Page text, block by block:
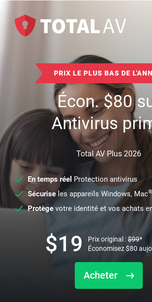
PRIX LE PLUS BAS DE
Écon.$80
Antivirus
Total AV Plus 2026
En temps réel Protection antivirus
Sécuriseles appareils Windows, Mac®
Protège votre identité et vos achats
Acheter
$19 Prix original :$99*
Économisez$80